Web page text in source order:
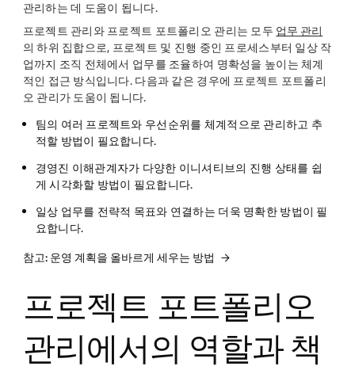
관리하는 데 도움이 됩니다.
프로젝트 관리와 프로젝트 포트폴리오 관리는 모두 업무 관리
의 하위 집합으로, 프로젝트 및 진행 중인 프로세스부터 일상 작
업까지 조직 전체에서 업무를 조율하여 명확성을 높이는 체계
적인 접근 방식입니다. 다음과 같은 경우에 프로젝트 포트폴리
오 관리가 도움이 됩니다.
팀의 여러 프로젝트와 우선순위를 체계적으로 관리하고 추
적할 방법이 필요합니다.
경영진 이해관계자가 다양한 이니셔티브의 진행 상태를 쉽
게 시각화할 방법이 필요합니다.
일상 업무를 전략적 목표와 연결하는 더욱 명확한 방법이 필
요합니다.
참고: 운영 계획을 올바르게 세우는 방법
프로젝트 포트폴리오
관리에서의 역할과 책